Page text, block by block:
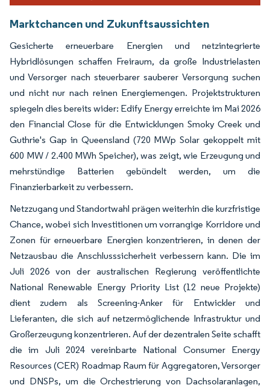
Marktchancen und Zukunftsaussichten
Gesicherte erneuerbare Energien und netzintegrierte
Hybridlösungen schaffen Freiraum, da große Industrielasten
und Versorger nach steuerbarer sauberer Versorgung suchen
und nicht nur nach reinen Energiemengen. Projektstrukturen
spiegeln dies bereits wider: Edify Energy erreichte im Mai 2026
den Financial Close für die Entwicklungen Smoky Creek und
Guthrie's Gap in Queensland (720 MWp Solar gekoppelt mit
600 MW / 2.400 MWh Speicher), was zeigt, wie Erzeugung und
mehrstündige Batterien gebündelt werden, um die
Finanzierbarkeit zu verbessern.
Netzzugang und Standortwahl prägen weiterhin die kurzfristige
Chance, wobei sich Investitionen um vorrangige Korridore und
Zonen für erneuerbare Energien konzentrieren, in denen der
Netzausbau die Anschlusssicherheit verbessern kann. Die im
Juli 2026 von der australischen Regierung veröffentlichte
National Renewable Energy Priority List (12 neue Projekte)
dient zudem als Screening-Anker für Entwickler und
Lieferanten, die sich auf netzermöglichende Infrastruktur und
Großerzeugung konzentrieren. Auf der dezentralen Seite schafft
die im Juli 2024 vereinbarte National Consumer Energy
Resources (CER) Roadmap Raum für Aggregatoren, Versorger
und DNSPs, um die Orchestrierung von Dachsolaranlagen,